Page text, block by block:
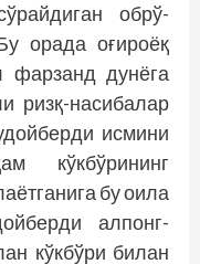
обрў-
орада оғироёқ
фарзанд дунёга
ризқ-насибалар
исмини
кўкбўрининг
бу оила
алпонг-
кўкбўри билан